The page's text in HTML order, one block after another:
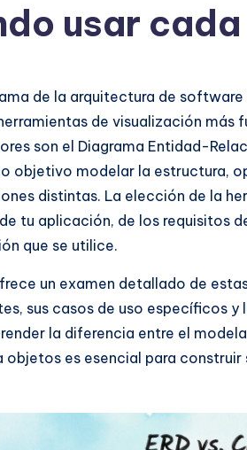
usar
de la arquitectura de
de visualización
son el Diagrama Entidad-
objetivo modelar la estructura,
distintas. La elección de la
tu aplicación, de los requisitos
que se utilice.
un examen detallado de
sus casos de uso específicos
la diferencia entre el
objetos es esencial para